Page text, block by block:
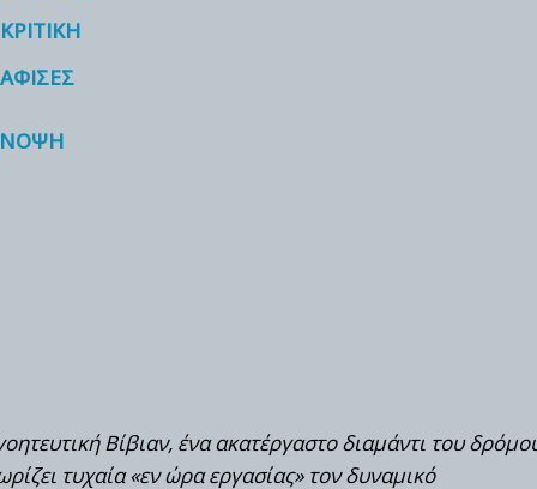
ΚΡΙΤΙΚΗ
ΑΦΙΣΕΣ
Βίβιαν, ένα ακατέργαστο διαμάντι του
τυχαία «εν ώρα εργασίας» τον δυναμικό